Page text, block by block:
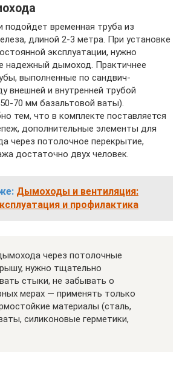
подойдет временная труба из
длиной 2-3 метра. При установке
эксплуатации, нужно
надежный дымоход. Практичнее
выполненные по сандвич-
внешней и внутренней трубой
70 мм базальтовой ваты).
тем, что в комплекте поставляется
дополнительные элементы для
через потолочное перекрытие,
достаточно двух человек.
Дымоходы и вентиляция:
и профилактика
через потолочные
нужно тщательно
стыки, не забывать о
мерах — применять только
материалы (сталь,
силиконовые герметики,